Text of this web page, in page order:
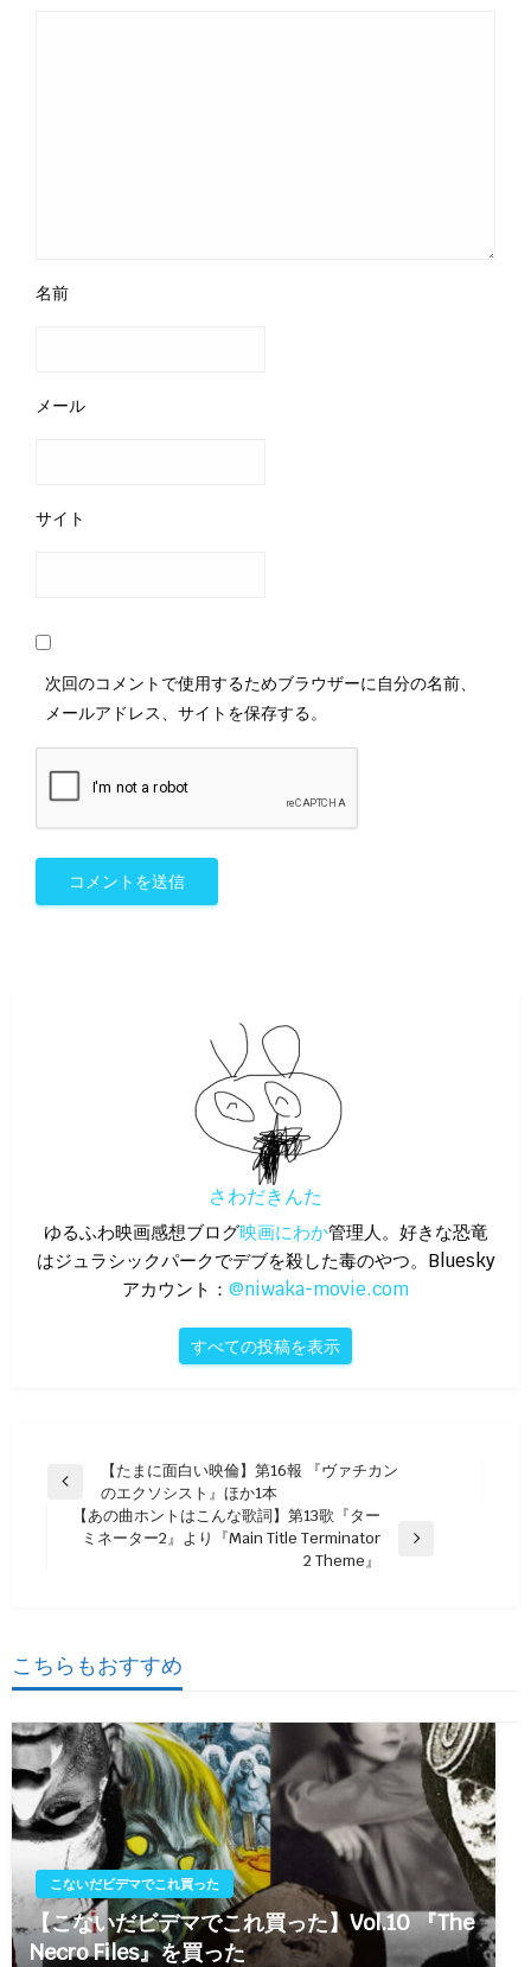
名前
メール
サイト
次回のコメントで使用するためブラウザーに自分の名前、
メールアドレス、サイトを保存する。
さわだきんた
ゆるふわ映画感想ブログ映画にわか管理人。好きな恐竜
はジュラシックパークでデブを殺した毒のやつ。Bluesky
アカウント： @niwaka-movie.com
すべての投稿を表示
投
シ
ン
【たまに面白い映倫】第16報 『ヴァチカン
のエクソシスト』ほか1本
【あの曲ホントはこんな歌詞】第13歌『ター
ミネーター2』より『Main Title Terminator
2 Theme』
こちらもおすすめ
こないだビデマでこれ買った
【こないだビデマでこれ買った】Vol.10 『The
Necro Files』を買った